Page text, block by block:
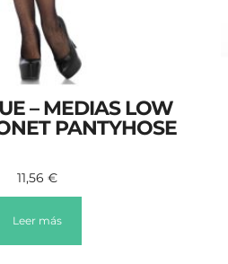
– MEDIAS LOW
PANTYHOSE
11,56 €
Leer más